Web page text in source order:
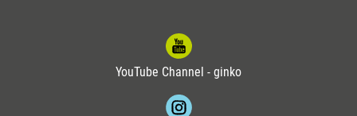
YouTube Channel - ginko